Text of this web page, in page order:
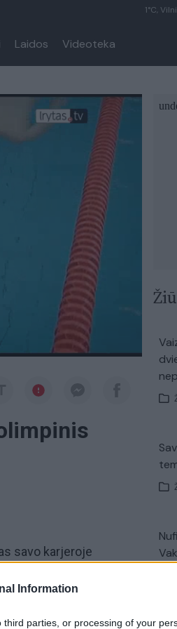
Information
parties, or processing of your
1°C,
Laidos Videoteka
savo karjeroje
į plaukimo rungčių
tris olimpines